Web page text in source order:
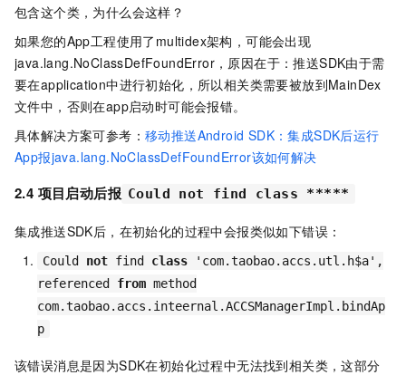
包含这个类，为什么会这样？
如果您的App工程使用了multidex架构，可能会出现
java.lang.NoClassDefFoundError，原因在于：推送SDK由于需
要在application中进行初始化，所以相关类需要被放到MainDex
文件中，否则在app启动时可能会报错。
具体解决方案可参考： 移动推送Android SDK：集成SDK后运行
App报java.lang.NoClassDefFoundError该如何解决
2.4 项目启动后报 Could not find class *****
集成推送SDK后，在初始化的过程中会报类似如下错误：
Could not find class 'com.taobao.accs.utl.h$a' ,
referenced from method
com.taobao. accs . inteernal .ACCSManagerImpl . bindAp
p
该错误消息是因为SDK在初始化过程中无法找到相关类，这部分